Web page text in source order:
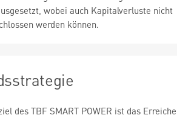
wobei auch Kapitalverluste nicht
werden können.
des TBF SMART POWER ist das